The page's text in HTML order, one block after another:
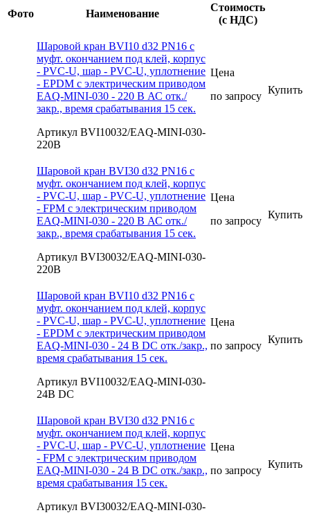
Фото Наименование
Стоимость
(с НДС)
Шаровой кран BVI10 d32 PN16 с
муфт. окончанием под клей, корпус
- PVC-U, шар - PVC-U, уплотнение
- EPDM с электрическим приводом
EAQ-MINI-030 - 220 В АС отк./
закр., время срабатывания 15 сек.
Артикул BVI10032/EAQ-MINI-030-
220В
Цена
по запросу
Купить
Шаровой кран BVI30 d32 PN16 с
муфт. окончанием под клей, корпус
- PVC-U, шар - PVC-U, уплотнение
- FPM с электрическим приводом
EAQ-MINI-030 - 220 В АС отк./
закр., время срабатывания 15 сек.
Артикул BVI30032/EAQ-MINI-030-
220В
Цена
по запросу
Купить
Шаровой кран BVI10 d32 PN16 с
муфт. окончанием под клей, корпус
- PVC-U, шар - PVC-U, уплотнение
- EPDM с электрическим приводом
EAQ-MINI-030 - 24 В DС отк./закр.,
время срабатывания 15 сек.
Артикул BVI10032/EAQ-MINI-030-
24В DC
Цена
по запросу
Купить
Шаровой кран BVI30 d32 PN16 с
муфт. окончанием под клей, корпус
- PVC-U, шар - PVC-U, уплотнение
- FPM с электрическим приводом
EAQ-MINI-030 - 24 В DС отк./закр.,
время срабатывания 15 сек.
Артикул BVI30032/EAQ-MINI-030-
Цена
по запросу
Купить